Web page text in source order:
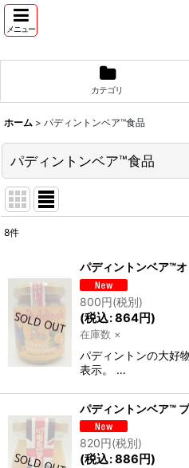
メニュー
カテゴリ
ホーム > パディントンベア™食品
パディントンベア™食品
並び順 :
8件
パディントンベア™
800円(税別)
(税込:864円)
在庫数 ×
パディントンの大好
表示。 …
パディントンベア™
820円(税別)
(税込:886 円)